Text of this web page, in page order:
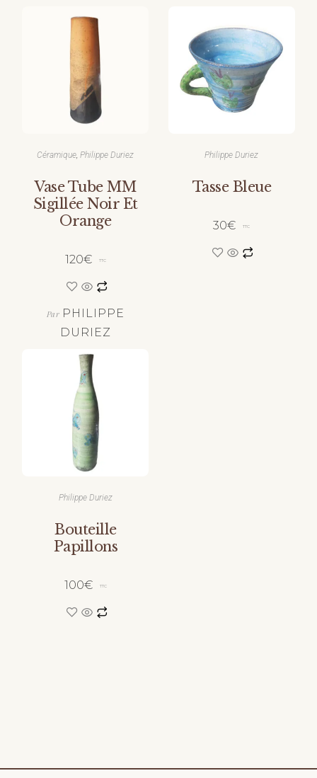
Céramique ,Philippe Duriez
Vase Tube MM
Sigillée Noir Et
Orange
120€ TTC
Philippe Duriez
Tasse Bleue
30€ TTC
Par PHILIPPE
DURIEZ
Philippe Duriez
Bouteille
Papillons
100€ TTC